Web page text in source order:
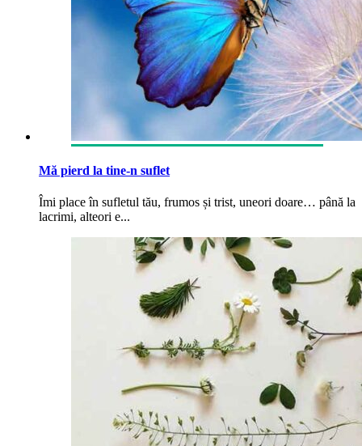
Mă pierd la tine-n suflet
Îmi place în sufletul tău, frumos și trist, uneori doare… până la
lacrimi, alteori e...